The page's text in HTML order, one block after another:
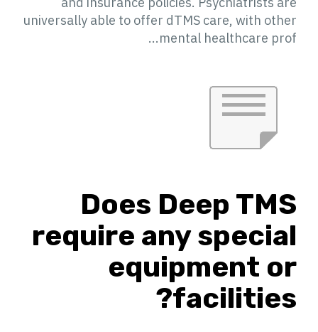
universally able to offer dTMS care, with other
mental healthcare prof...
Does Deep TMS
require any special
equipment or
facilities?